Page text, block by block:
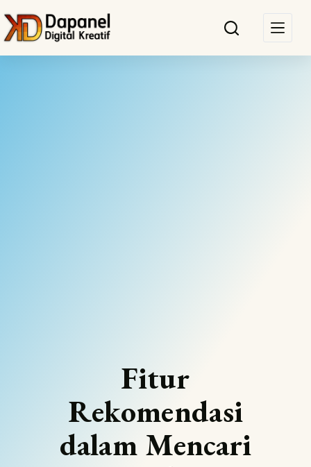
Fitur
Rekomendasi
dalam Mencari